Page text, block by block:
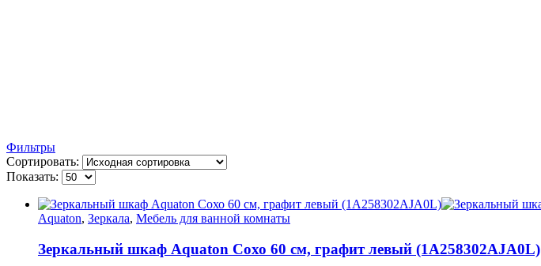
Фильтры
Сортировать:
Показать:
Aquaton, Зеркала, Мебель для ванной комнаты
Зеркальный шкаф Aquaton Сохо 60 см, графит левый (1A258302AJA0L)